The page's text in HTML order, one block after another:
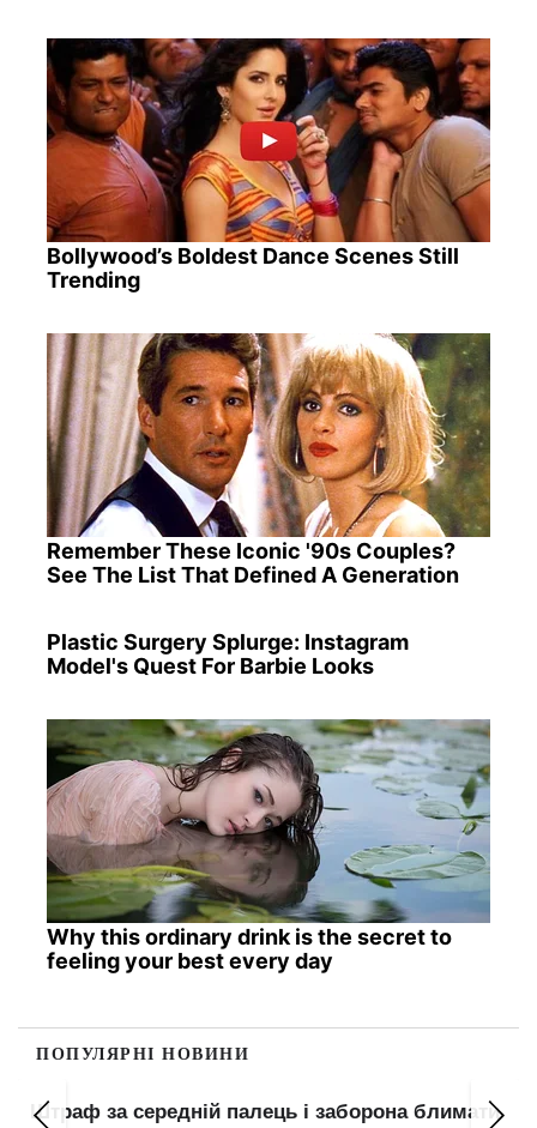
Bollywood’s Boldest Dance Scenes Still
Trending
Remember These Iconic '90s Couples?
See The List That Defined A Generation
Plastic Surgery Splurge: Instagram
Model's Quest For Barbie Looks
Why this ordinary drink is the secret to
feeling your best every day
ПОПУЛЯРНІ НОВИНИ
Безкоштовний проїзд лише для пенсіонерів за